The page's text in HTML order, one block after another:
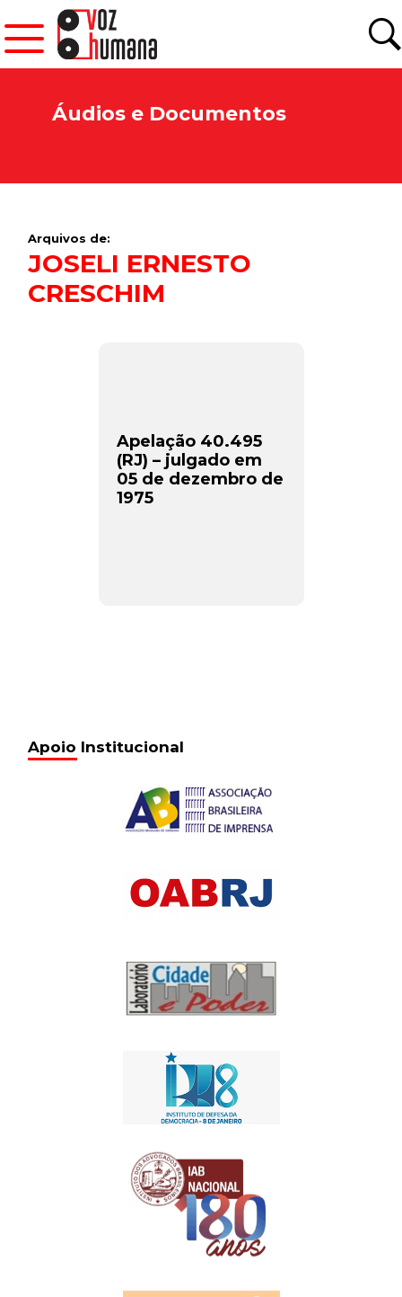
Áudios e Documentos
Arquivos de:
JOSELI ERNESTO
CRESCHIM
Apelação 40.495
(RJ) – julgado em
05 de dezembro de
1975
Apoio Institucional